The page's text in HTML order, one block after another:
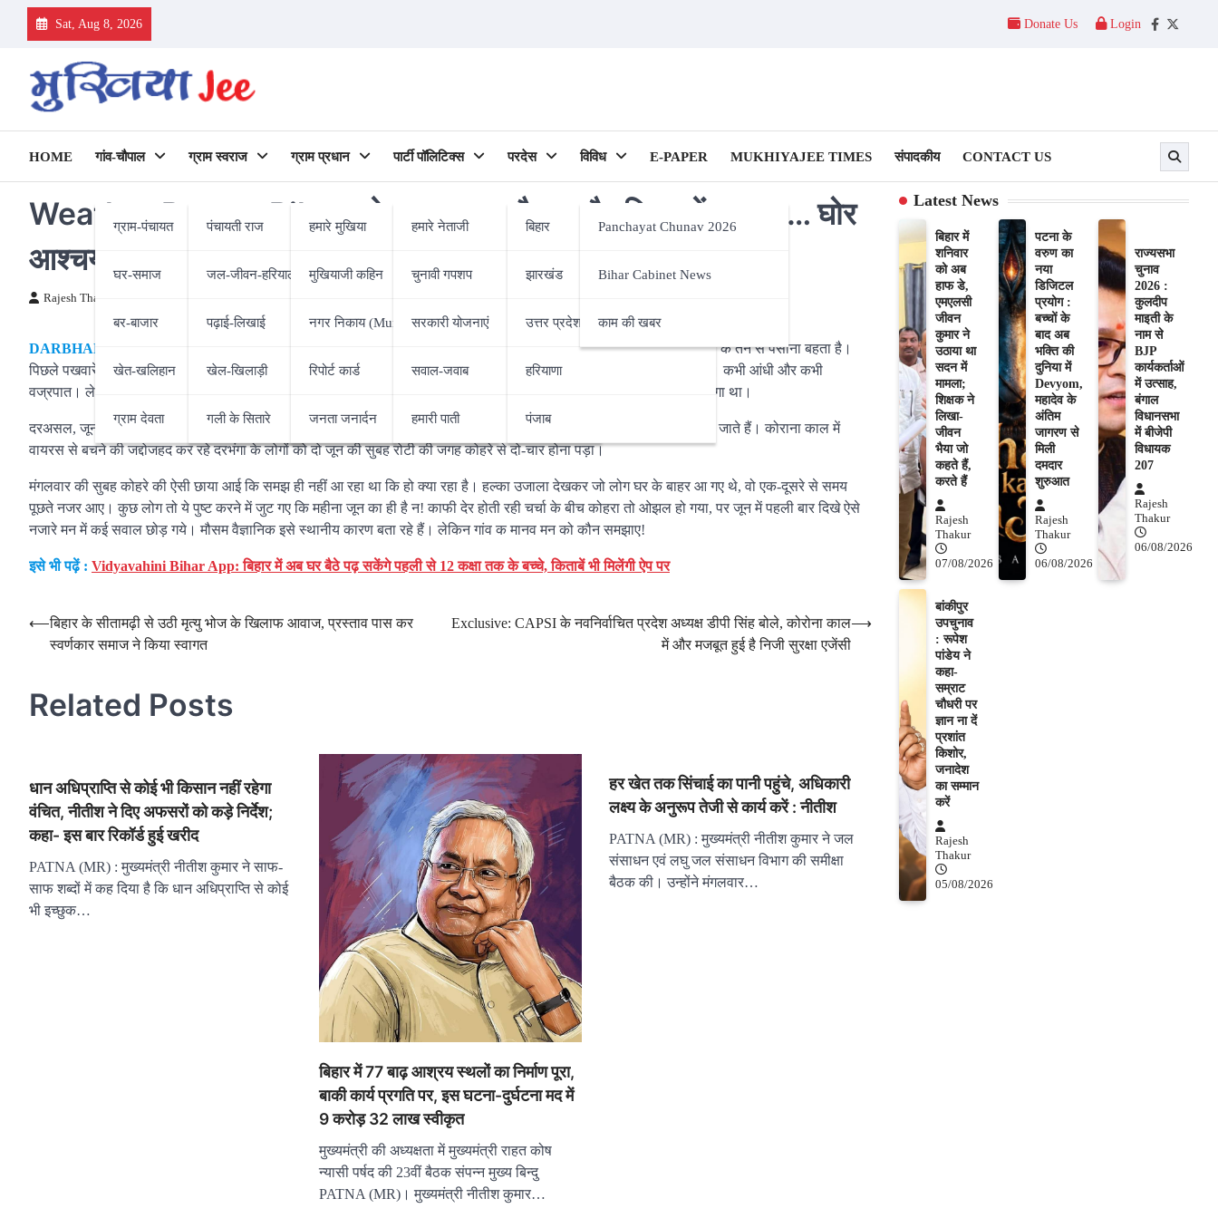
Sat, Aug 8, 2026 Donate Us Login
Facebook
Twitter
HOME गांव-चौपाल
ग्राम-पंचायत
घर-समाज
बर-बाजार
खेत-खलिहान
ग्राम देवता
ग्राम स्वराज
पंचायती राज
जल-जीवन-हरियाली
पढ़ाई-लिखाई
खेल-खिलाड़ी
गली के सितारे
ग्राम प्रधान
हमारे मुखिया
मुखियाजी कहिन
नगर निकाय (Municipality)
रिपोर्ट कार्ड
जनता जनार्दन
पार्टी पॉलिटिक्स
हमारे नेताजी
चुनावी गपशप
सरकारी योजनाएं
सवाल-जवाब
हमारी पाती
परदेस
बिहार
झारखंड
उत्तर प्रदेश
हरियाणा
पंजाब
विविध
Panchayat Chunav 2026
Bihar Cabinet News
काम की खबर
E-PAPER MUKHIYAJEE TIMES संपादकीय CONTACT US
Weather Report Bihar: जेठ का तपता मौसम और बिहार में कुहासा… घोर
आश्चर्य… आंखों पर नहीं हो रहा था विश्वास…
Rajesh Thakur
DARBHANG (MR)।
जेठ का तपता मौसम। इस तपते मौसम की उमस भरी गरमी से कौन नहीं वाकिफ होगा। दोपहर क्या, सुबह में लोगों के तन से पसीना बहता है।
पिछले पखवारे में बिहार में कुछ ऐसा ही मौसम था। टेंपरेंचर 43 डिग्री सेल्सियस के आसपास। बीच-बीच में मौसम का मिजाज बदल भी रहा है। कभी आंधी और कभी
वज्रपात। लेकिन मंगलवार को जो नजारा दिखा, उसे सहसा विश्वास ही नहीं हो रहा था। बिहार के दरभंगा में सुबह-सुबह आकाश में कोहरा लगा था।
दरअसल, जून की गर्मी से कौन नहीं डरता। ठंड के दिनों में चर्चा जून के पसीने की होती है। लेकिन यह बिहार है। यहां सारे पूर्वानुमान फेल हो जाते हैं। कोराना काल में
वायरस से बचने की जद्दोजहद कर रहे दरभंगा के लोगों को दो जून की सुबह रोटी की जगह कोहरे से दो-चार होना पड़ा।
मंगलवार की सुबह कोहरे की ऐसी छाया आई कि समझ ही नहीं आ रहा था कि हो क्या रहा है। हल्का उजाला देखकर जो लोग घर के बाहर आ गए थे, वो एक-दूसरे से समय
पूछते नजर आए। कुछ लोग तो ये पुष्ट करने में जुट गए कि महीना जून का ही है न! काफी देर होती रही चर्चा के बीच कोहरा तो ओझल हो गया, पर जून में पहली बार दिखे ऐसे
नजारे मन में कई सवाल छोड़ गये। मौसम वैज्ञानिक इसे स्थानीय कारण बता रहे हैं। लेकिन गांव क मानव मन को कौन समझाए!
इसे भी पढ़ें : Vidyavahini Bihar App: बिहार में अब घर बैठे पढ़ सकेंगे पहली से 12 कक्षा तक के बच्चे, किताबें भी मिलेंगी ऐप पर
Post
navigation
⟵बिहार के सीतामढ़ी से उठी मृत्यु भोज के खिलाफ आवाज, प्रस्ताव पास कर
स्वर्णकार समाज ने किया स्वागत
Exclusive: CAPSI के नवनिर्वाचित प्रदेश अध्यक्ष डीपी सिंह बोले, कोरोना काल
में और मजबूत हुई है निजी सुरक्षा एजेंसी
⟶
Related Posts
धान अधिप्राप्ति से कोई भी किसान नहीं रहेगा
वंचित, नीतीश ने दिए अफसरों को कड़े निर्देश;
कहा- इस बार रिकॉर्ड हुई खरीद
PATNA (MR) : मुख्यमंत्री नीतीश कुमार ने साफ-
साफ शब्दों में कह दिया है कि धान अधिप्राप्ति से कोई
भी इच्छुक…
बिहार में 77 बाढ़ आश्रय स्थलों का निर्माण पूरा,
बाकी कार्य प्रगति पर, इस घटना-दुर्घटना मद में
9 करोड़ 32 लाख स्वीकृत
मुख्यमंत्री की अध्यक्षता में मुख्यमंत्री राहत कोष
न्यासी पर्षद की 23वीं बैठक संपन्न मुख्य बिन्दु
PATNA (MR)। मुख्यमंत्री नीतीश कुमार…
हर खेत तक सिंचाई का पानी पहुंचे, अधिकारी
लक्ष्य के अनुरूप तेजी से कार्य करें : नीतीश
PATNA (MR) : मुख्यमंत्री नीतीश कुमार ने जल
संसाधन एवं लघु जल संसाधन विभाग की समीक्षा
बैठक की। उन्होंने मंगलवार…
Latest News
बिहार में
शनिवार
को अब
हाफ डे,
एमएलसी
जीवन
कुमार ने
उठाया था
सदन में
मामला;
शिक्षक ने
लिखा-
जीवन
भैया जो
कहते हैं,
करते हैं
Rajesh
Thakur
07/08/2026
पटना के
वरुण का
नया
डिजिटल
प्रयोग :
बच्चों के
बाद अब
भक्ति की
दुनिया में
Devyom,
महादेव के
अंतिम
जागरण से
मिली
दमदार
शुरुआत
Rajesh
Thakur
06/08/2026
राज्यसभा
चुनाव
2026 :
कुलदीप
माइती के
नाम से
BJP
कार्यकर्ताओं
में उत्साह,
बंगाल
विधानसभा
में बीजेपी
विधायक
207
Rajesh
Thakur
06/08/2026
बांकीपुर
उपचुनाव
: रूपेश
पांडेय ने
कहा-
सम्राट
चौधरी पर
ज्ञान ना दें
प्रशांत
किशोर,
जनादेश
का सम्मान
करें
Rajesh
Thakur
05/08/2026